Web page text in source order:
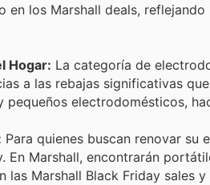
en los Marshall deals,
Hogar: La categoría de
a las rebajas significativas
electrodomésticos,
Para quienes buscan renovar
En Marshall, encontrarán
las Marshall Black Friday sales